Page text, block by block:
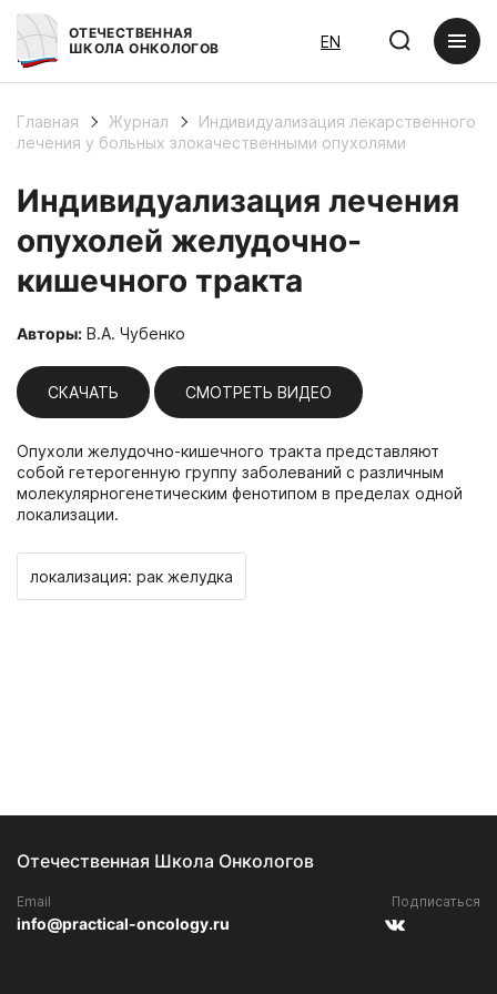
ОТЕЧЕСТВЕННАЯ
ШКОЛА ОНКОЛОГОВ
EN
Главная Журнал
Индивидуализация лекарственного
лечения у больных злокачественными опухолями
Индивидуализация лечения
опухолей желудочно-
кишечного тракта
Авторы: В.А. Чубенко
СКАЧАТЬ СМОТРЕТЬ ВИДЕО
Опухоли желудочно-кишечного тракта представляют
собой гетерогенную группу заболеваний с различным
молекулярногенетическим фенотипом в пределах одной
локализации.
локализация: рак желудка
Отечественная Школа Онкологов
Email
info@practical-oncology.ru
Подписаться